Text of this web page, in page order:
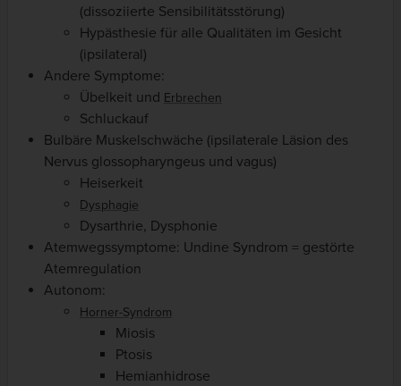
(dissoziierte Sensibilitätsstörung)
Hypästhesie für alle Qualitäten im Gesicht
(ipsilateral)
Andere Symptome:
Übelkeit und Erbrechen
Schluckauf
Bulbäre Muskelschwäche (ipsilaterale Läsion des
Nervus glossopharyngeus und vagus)
Heiserkeit
Dysphagie
Dysarthrie, Dysphonie
Atemwegssymptome: Undine Syndrom = gestörte
Atemregulation
Autonom:
Horner-Syndrom
Miosis
Ptosis
Hemianhidrose